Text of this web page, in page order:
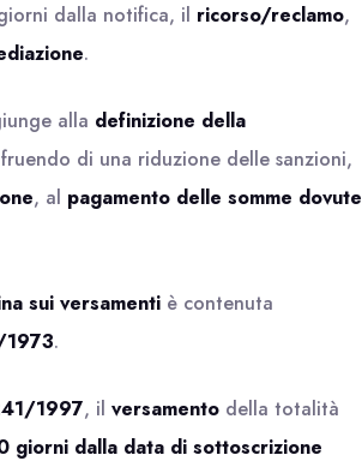
dalla notifica, il ricorso/reclamo,
.
alla definizione della
di una riduzione delle sanzioni,
, al pagamento delle somme dovute
sui versamenti è contenuta
.
1997, il versamento della totalità
giorni dalla data di sottoscrizione